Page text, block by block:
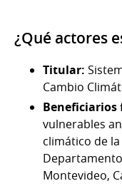
¿Qué actores
Titular:
Cambio
Beneficiarios
vulnerables
climático de
Montevideo,